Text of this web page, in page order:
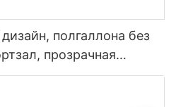
полгаллона без
прозрачная
бутылка для